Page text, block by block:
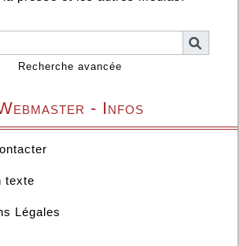
Recherche avancée
- Infos
texte
Légales